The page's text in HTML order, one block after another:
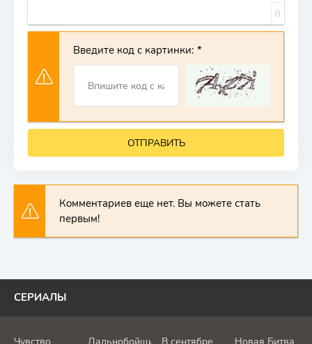
0
Введите код с картинки:
ОТПРАВИТЬ
Комментариев еще нет. Вы можете стать
первым!
СЕРИАЛЫ